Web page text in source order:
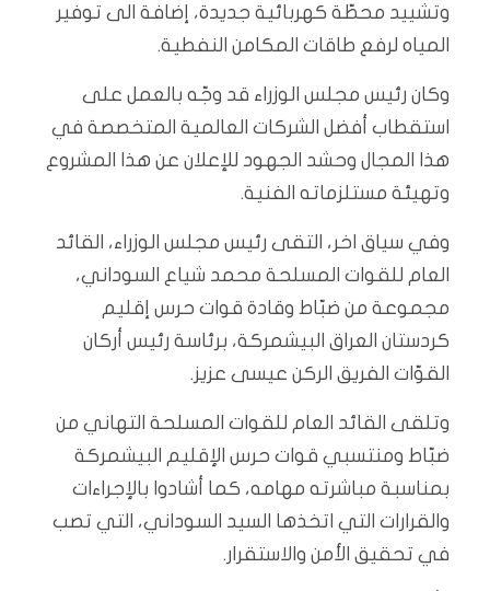
وتشييد محطّة كهربائية جديدة، إضافة الى توفير
المياه لرفع طاقات المكامن النفطية.
وكان رئيس مجلس الوزراء قد وجّه بالعمل على
استقطاب أفضل الشركات العالمية المتخصصة في
هذا المجال وحشد الجهود للإعلان عن هذا المشروع
وتهيئة مستلزماته الفنية.
وفي سياق اخر، التقى رئيس مجلس الوزراء، القائد
العام للقوات المسلحة محمد شياع السوداني،
مجموعة من ضبّاط وقادة قوات حرس إقليم
كردستان العراق البيشمركة، برئاسة رئيس أركان
القوّات الفريق الركن عيسى عزيز.
وتلقى القائد العام للقوات المسلحة التهاني من
ضبّاط ومنتسبي قوات حرس الإقليم البيشمركة
بمناسبة مباشرته مهامه، كما أشادوا بالإجراءات
والقرارات التي اتخذها السيد السوداني، التي تصب
في تحقيق الأمن والاستقرار.